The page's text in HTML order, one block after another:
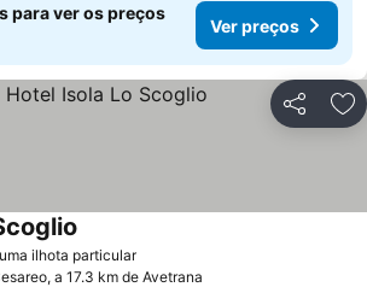
para ver os preços
Ver preços
Partilhar
ilhota particularVer preços
a 17.3 km de Avetrana